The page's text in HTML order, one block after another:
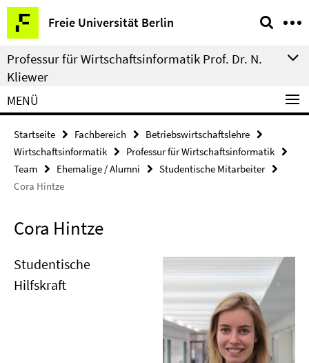
Springe
direkt
zu
Inhalt
Freie Universität Berlin
Service-
Navigation
Professur für Wirtschaftsinformatik Prof. Dr. N.
Kliewer
MENÜ
Startseite Fachbereich
Betriebswirtschaftslehre
Wirtschaftsinformatik
Professur für Wirtschaftsinformatik
Team
Ehemalige / Alumni
Studentische Mitarbeiter
Cora Hintze
Cora Hintze
Studentische
Hilfskraft